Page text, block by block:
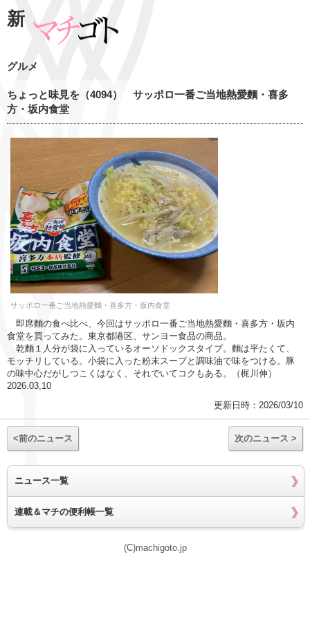
新
グルメ
ちょっと味見を（4094） サッポロ一番ご当地熱愛麵・喜多
方・坂内食堂
サッポロ一番ご当地熱愛麵・喜多方・坂内食堂
即席麵の食べ比べ、今回はサッポロ一番ご当地熱愛麵・喜多方・坂内
食堂を買ってみた。東京都港区、サンヨー食品の商品。
乾麵１人分が袋に入っているオーソドックスタイプ。麵は平たくて、
モッチリしている。小袋に入った粉末スープと調味油で味をつける。豚
の味中心だがしつこくはなく、それでいてコクもある。（梶川伸）
2026.03,10
更新日時：2026/03/10
<前のニュース 次のニュース >
ニュース一覧
連載＆マチの便利帳一覧
(C)machigoto.jp